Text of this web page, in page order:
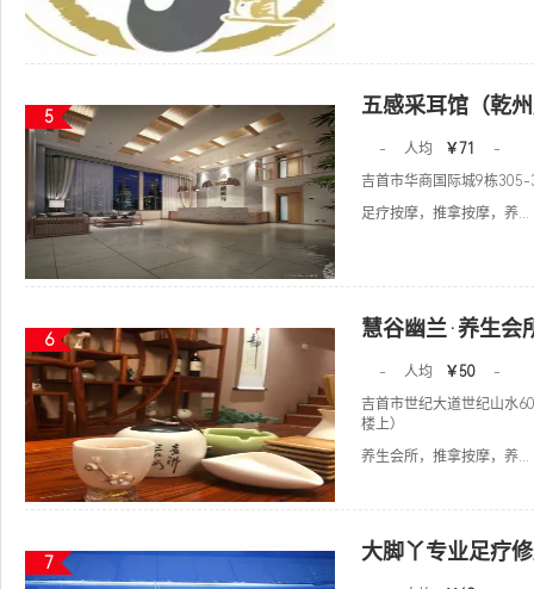
5 五感采耳馆（乾
- 人均 ￥71
-
吉首市华商国际城9栋305-
足疗按摩，推拿按摩，养...
6 慧谷幽兰·养生会
- 人均 ￥50
-
吉首市世纪大道世纪山水
楼上）
养生会所，推拿按摩，养...
7 大脚丫专业足疗